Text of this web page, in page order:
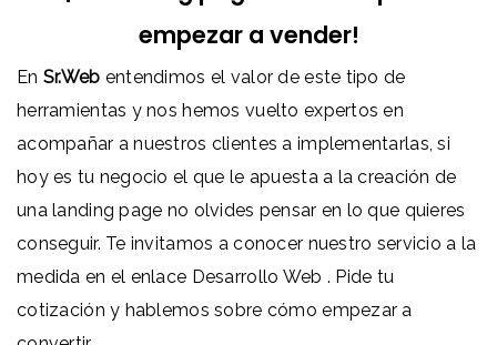
empezar a vender!
En Sr.Web entendimos el valor de este tipo de
herramientas y nos hemos vuelto expertos en
acompañar a nuestros clientes a implementarlas, si
hoy es tu negocio el que le apuesta a la creación de
una landing page no olvides pensar en lo que quieres
conseguir. Te invitamos a conocer nuestro servicio a la
medida en el enlace Desarrollo Web . Pide tu
cotización y hablemos sobre cómo empezar a